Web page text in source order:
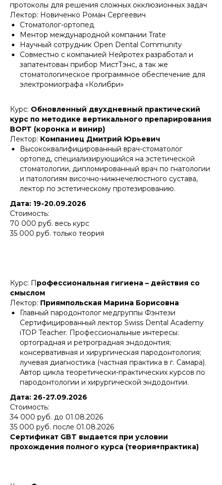
протоколы для решения сложных окклюзионных задач
Лектор: Новиченко Роман Сергеевич
Стоматолог-ортопед
Ментор международной компании Trate
Научный сотрудник Open Dental Community
Совместно с компанией Нейротех разработал и
запатентован прибор МистТэнс, а так же
стоматологическое программное обеспечение для
электромиографа «Колибри»
Курс: Обновленный двухдневный практический
курс по методике вертикального препарирования
BOPT (коронка и винир)
Лектор: Компаниец Дмитрий Юрьевич
Высококвалифицированный врач-стоматолог
ортопед, специализирующийся на эстетической
стоматологии, дипломированный врач по гнатологии
и патологиям височно-нижнечелюстного сустава,
лектор по эстетическому протезированию.
Дата: 19-20.09.2026
Стоимость:
70 000 руб. весь курс
35 000 руб. только теория
Курс: Профессиональная гигиена – действия со
смыслом
Лектор: Приямпольская Марина Борисовна
Главный пародонтолог медгруппы Фэнтези
Сертифицированный лектор Swiss Dental Academy
iTOP Teacher. Профессиональные интересы:
ортоградная и ретроградная эндодонтия;
консервативная и хирургическая пародонтология;
лучевая диагностика (частная практика в г. Самара).
Автор цикла теоретически-практических курсов по
пародонтологии и хирургической эндодонтии.
Дата: 26-27.09.2026
Стоимость:
34 000 руб. до 01.08.2026
35 000 руб. после 01.08.2026
Сертификат GBT выдается при условии
прохождения полного курса (теория+практика)